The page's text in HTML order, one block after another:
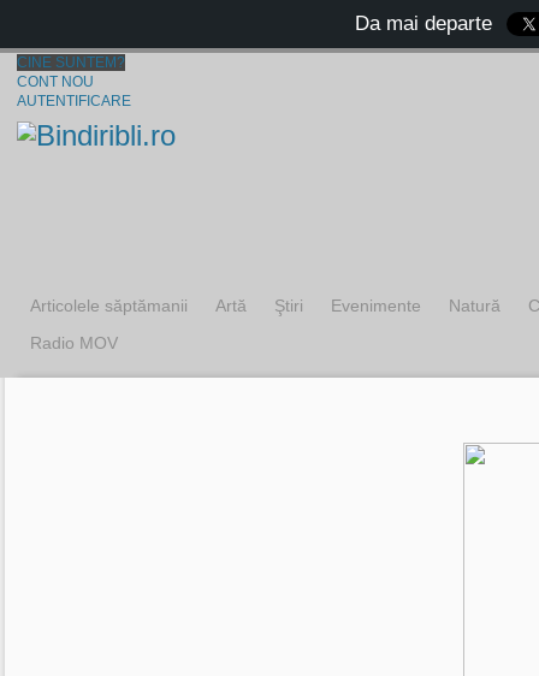
CINE SUNTEM?
CONT NOU
AUTENTIFICARE
Articolele săptămanii Artă Ştiri Evenimente Natură
Radio MOV
Da mai departe